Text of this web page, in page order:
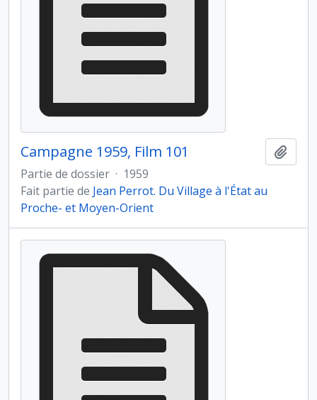
Campagne 1959, Film 101
Partie de dossier · 1959
Fait partie de Jean Perrot. Du Village à l'État au
Proche- et Moyen-Orient